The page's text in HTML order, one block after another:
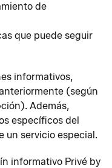
de
que puede seguir
informativos,
(según
Además,
específicos del
un servicio especial.
informativo Privé by